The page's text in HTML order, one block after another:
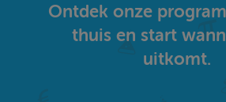
Ontdek onze
thuis en start
uitkomt.